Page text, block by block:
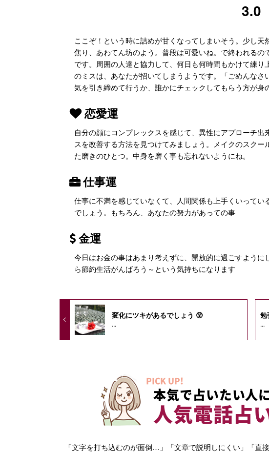
3.0
ここぞ！という時に詰めが甘くなってしまいそう。少し天
焦り、あわてん坊のよう。普段は可愛いね。で終われる
です。周囲の人達と協力して、何日も何時間もかけて練
のミスは、あなたが招いてしまうようです。「ごめんな
気を引き締めて行うか、誰かにチェックしてもらう方が身
恋愛運
自分の顔にコンプレックスを感じて、異性にアプローチ
スを改善する方法を見つけてみましょう。メイクのスク
た磨きのひとつ。中身を磨く事も忘れないようにね。
仕事運
仕事に不満を感じていなくて、人間関係も上手くいって
でしょう。もちろん、あなたの努力があっての事
金運
今日はお金の事はあまり考えずに、開放的に過ごすよう
ら節約生活がんばろう～という気持ちになります
変化にツキがあるでしょう 😲
...
勉
...
PICK UP!
本気で占いたい人
人気電話占
「文字を打ち込むのが面倒…」「文章で説明しにくい」「直